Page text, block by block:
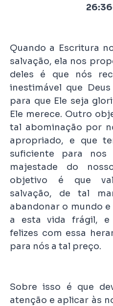
Quando a Escritura
salvação, ela nos
deles é que nós
inestimável que
para que Ele seja
Ele merece. Outro
tal abominação por
apropriado, e que
suficiente para nos
majestade do
objetivo é que
salvação, de tal
abandonar o mundo
a esta vida frágil, e
felizes com essa
para nós a tal preço.
Sobre isso é que
atenção e aplicar às